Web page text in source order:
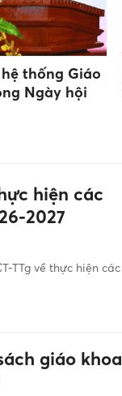
thống Giáo
Ngày hội
hiện các
2027
TTg về thực hiện các
giáo khoa